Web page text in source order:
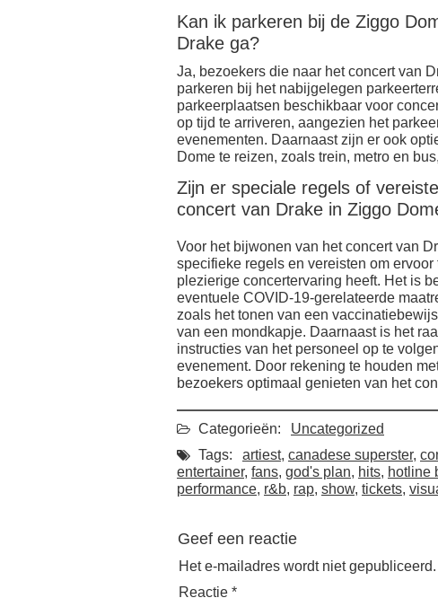
Kan ik parkeren bij de Ziggo
Drake ga?
Ja, bezoekers die naar het concert van
parkeren bij het nabijgelegen
parkeerplaatsen beschikbaar voor
op tijd te arriveren, aangezien het
evenementen. Daarnaast zijn er ook
Dome te reizen, zoals trein, metro en
Zijn er speciale regels of
concert van Drake in Ziggo
Voor het bijwonen van het concert van
specifieke regels en vereisten om
plezierige concertervaring heeft. Het is
eventuele COVID-19-gerelateerde
zoals het tonen van een
van een mondkapje. Daarnaast is het
instructies van het personeel op te
evenement. Door rekening te houden
bezoekers optimaal genieten van het
Categorieën:
Uncategorized
Tags:
artiest, canadese superster,
entertainer, fans, god's plan, hits, hotline
performance, r&b, rap, show, tickets,
Geef een reactie
Het e-mailadres wordt niet gepubliceerd.
Reactie *